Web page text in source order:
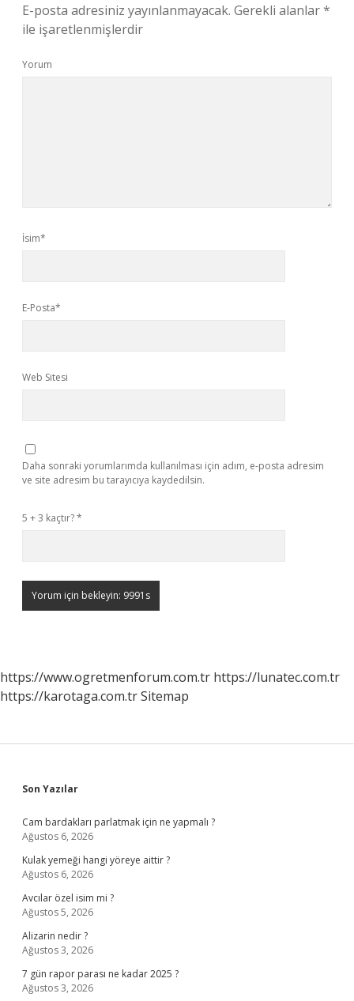
E-posta adresiniz yayınlanmayacak. Gerekli alanlar*
ile işaretlenmişlerdir
Yorum
İsim*
E-Posta*
Web Sitesi
Daha sonraki yorumlarımda kullanılması için adım, e-posta adresim
ve site adresim bu tarayıcıya kaydedilsin.
5 + 3 kaçtır?*
https://www.ogretmenforum.com.tr https://lunatec.com.tr
https://karotaga.com.trSitemap
Sidebar
Son Yazılar
Cam bardakları parlatmak için ne yapmalı ?
Ağustos 6, 2026
Kulak yemeği hangi yöreye aittir ?
Ağustos 6, 2026
Avcılar özel isim mi ?
Ağustos 5, 2026
Alizarin nedir ?
Ağustos 3, 2026
7 gün rapor parası ne kadar 2025 ?
Ağustos 3, 2026